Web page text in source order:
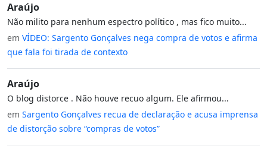
Araújo
Não milito para nenhum espectro político , mas fico muito...
em VÍDEO: Sargento Gonçalves nega compra de votos e afirma
que fala foi tirada de contexto
Araújo
O blog distorce . Não houve recuo algum. Ele afirmou...
em Sargento Gonçalves recua de declaração e acusa imprensa
de distorção sobre “compras de votos”